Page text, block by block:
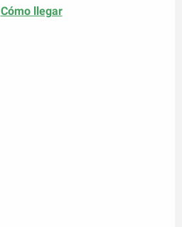
Cómo llegar